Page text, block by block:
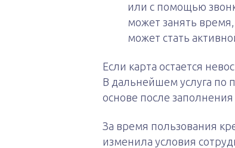
или с помощью
может занять
может стать
Если карта остается
В дальнейшем услуга по
основе после
За время пользования
изменила условия